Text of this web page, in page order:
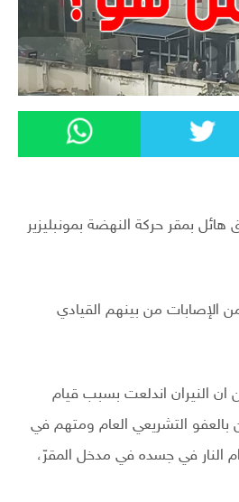
هائل بمقر حركة النهضة بمونبليزير
الإصابات من بينهم القيادي
ان النيران اندلعت بسبب قيام
التشريعي العام ومتهم في
النار في جسده في مدخل المقرّ،